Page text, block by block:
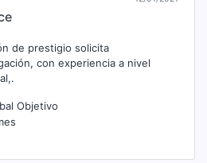
de prestigio solicita
con experiencia a nivel
Objetivo